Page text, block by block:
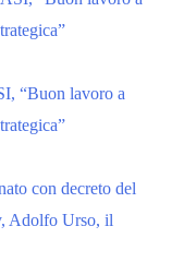
“Buon lavoro a